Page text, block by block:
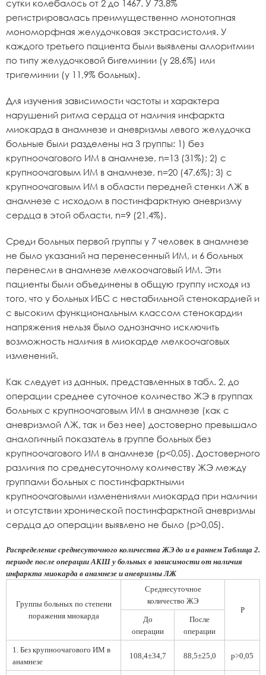
сутки колебалось от 2 до 1467. У 73,8%
регистрировалась преимущественно монотопная
мономорфная желудочковая экстрасистолия. У
каждого третьего пациента были выявлены аллоритмии
по типу желудочковой бигеминии (у 28,6%) или
тригеминии (у 11,9% больных).
Для изучения зависимости частоты и характера
нарушений ритма сердца от наличия инфаркта
миокарда в анамнезе и аневризмы левого желудочка
больные были разделены на 3 группы: 1) без
крупноочагового ИМ в анамнезе, n=13 (31%); 2) с
крупноочаговым ИМ в анамнезе, n=20 (47,6%); 3) с
крупноочаговым ИМ в области передней стенки ЛЖ в
анамнезе с исходом в постинфарктную аневризму
сердца в этой области, n=9 (21,4%).
Среди больных первой группы у 7 человек в анамнезе
не было указаний на перенесенный ИМ, и 6 больных
перенесли в анамнезе мелкоочаговый ИМ. Эти
пациенты были объединены в общую группу исходя из
того, что у больных ИБС с нестабильной стенокардией и
с высоким функциональным классом стенокардии
напряжения нельзя было однозначно исключить
возможность наличия в миокарде мелкоочаговых
изменений.
Как следует из данных, представленных в табл. 2, до
операции среднее суточное количество ЖЭ в группах
больных с крупноочаговым ИМ в анамнезе (как с
аневризмой ЛЖ, так и без нее) достоверно превышало
аналогичный показатель в группе больных без
крупноочагового ИМ в анамнезе (р<0,05). Достоверного
различия по среднесуточному количеству ЖЭ между
группами больных с постинфарктными
крупноочаговыми изменениями миокарда при наличии
и отсутствии хронической постинфарктной аневризмы
сердца до операции выявлено не было (р>0,05).
Таблица 2.
Распределение среднесуточного количества ЖЭ до и в раннем
периоде после операции АКШ у больных в зависимости от наличия
инфаркта миокарда в анамнезе и аневризмы ЛЖ
Группы больных по степени
поражения миокарда
Среднесуточное
количество ЖЭ
Р
До
операции
После
операции
1. Без крупноочагового ИМ в
анамнезе
108,4±34,7 88,5±25,0 р>0,05